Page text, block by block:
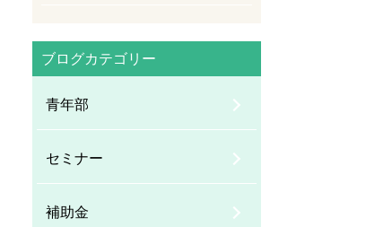
ブログカテゴリー
青年部
セミナー
補助金